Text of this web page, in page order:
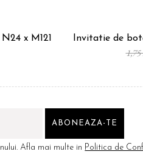
x M121 Invitatie de
Afla mai multe in Politica de